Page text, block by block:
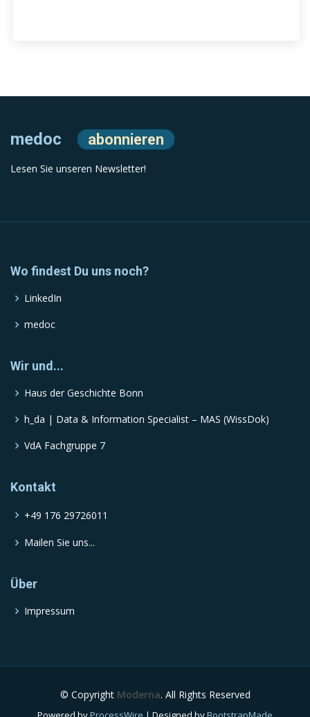
medoc abonnieren
Lesen Sie unseren Newsletter!
Wo findest Du uns noch?
LinkedIn
medoc
Wir und...
Haus der Geschichte Bonn
h_da | Data & Information Specialist – MAS (WissDok)
VdA Fachgruppe 7
Kontakt
+49 176 29726011
Mailen Sie uns...
Über
Impressum
© Copyright Moderna. All Rights Reserved